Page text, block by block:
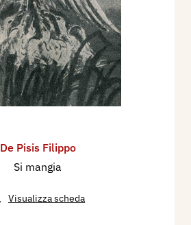
De Pisis Filippo
Si mangia
Visualizza scheda